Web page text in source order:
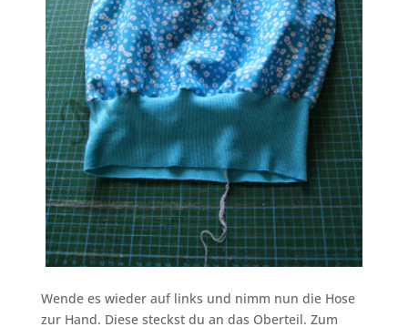
Wende es wieder auf links und nimm nun die Hose
zur Hand. Diese steckst du an das Oberteil. Zum